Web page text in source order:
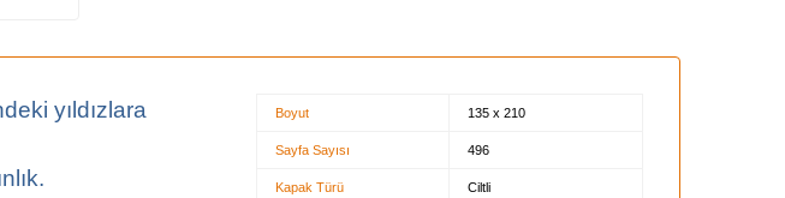
yıldızlara Boyut 135 x 210
Sayfa Sayısı 496
Kapak Türü Ciltli